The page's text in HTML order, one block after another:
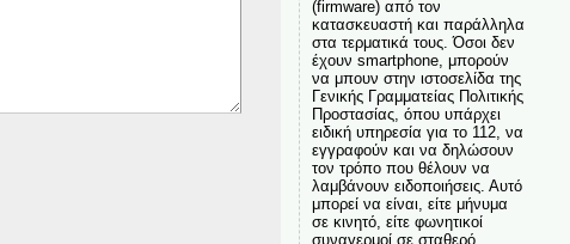
(firmware) από τον
κατασκευαστή και παράλληλα
στα τερματικά τους. Όσοι δεν
έχουν smartphone, μπορούν
να μπουν στην ιστοσελίδα της
Γενικής Γραμματείας Πολιτικής
Προστασίας, όπου υπάρχει
ειδική υπηρεσία για το 112, να
εγγραφούν και να δηλώσουν
τον τρόπο που θέλουν να
λαμβάνουν ειδοποιήσεις. Αυτό
μπορεί να είναι, είτε μήνυμα
σε κινητό, είτε φωνητικοί
συναγερμοί σε σταθερό